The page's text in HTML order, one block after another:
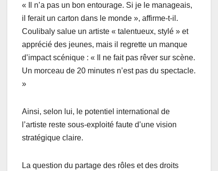
« Il n’a pas un bon entourage. Si je le manageais,
il ferait un carton dans le monde », affirme-t-il.
Coulibaly salue un artiste « talentueux, stylé » et
apprécié des jeunes, mais il regrette un manque
d’impact scénique : « Il ne fait pas rêver sur scène.
Un morceau de 20 minutes n’est pas du spectacle.
»
Ainsi, selon lui, le potentiel international de
l’artiste reste sous-exploité faute d’une vision
stratégique claire.
La question du partage des rôles et des droits